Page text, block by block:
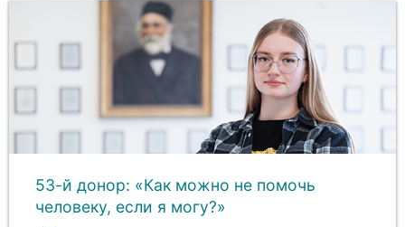
53-й донор: «Как можно не помочь
человеку, если я могу?»